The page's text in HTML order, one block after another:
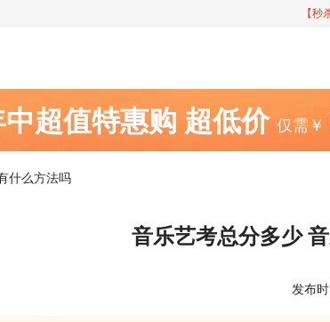
【秒
超值特惠购 超低价 仅需￥
什么方法吗
音乐艺考总分多少
发布